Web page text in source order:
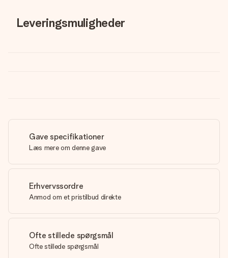
Leveringsmuligheder
Gave specifikationer
Læs mere om denne gave
Erhvervssordre
Anmod om et pristilbud direkte
Ofte stillede spørgsmål
Ofte stillede spørgsmål